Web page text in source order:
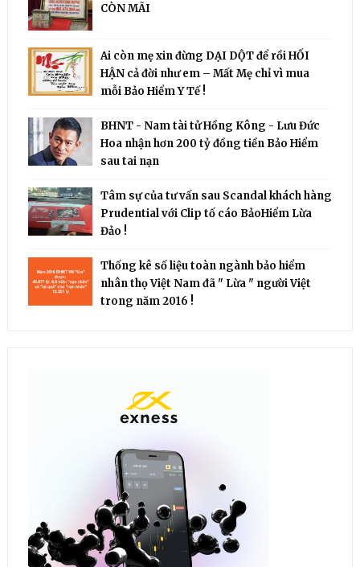
CÒN MÃI
Ai còn mẹ xin đừng DẠI DỘT để rồi HỐI
HẬN cả đời như em – Mất Mẹ chỉ vì mua
mỗi Bảo Hiểm Y Tế !
BHNT - Nam tài tử Hồng Kông - Lưu Đức
Hoa nhận hơn 200 tỷ đồng tiền Bảo Hiểm
sau tai nạn
Tâm sự của tư vấn sau Scandal khách hàng
Prudential với Clip tố cáo BảoHiểm Lừa
Đảo !
Thống kê số liệu toàn ngành bảo hiểm
nhân thọ Việt Nam đã " Lừa " người Việt
trong năm 2016 !